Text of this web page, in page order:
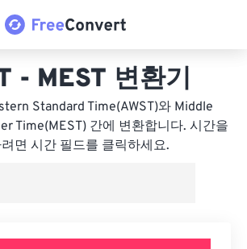
- MEST 변환기
Standard Time(AWST)와 Middle
Time(MEST) 간에 변환합니다. 시간을
면 시간 필드를 클릭하세요.